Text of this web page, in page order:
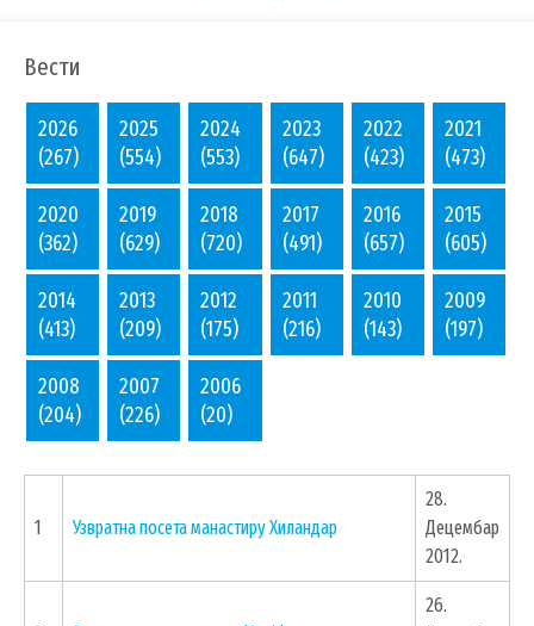
Вести
2026
(267)
2025
(554)
2024
(553)
2023
(647)
2022
(423)
2021
(473)
2020
(362)
2019
(629)
2018
(720)
2017
(491)
2016
(657)
2015
(605)
2014
(413)
2013
(209)
2012
(175)
2011
(216)
2010
(143)
2009
(197)
2008
(204)
2007
(226)
2006
(20)
1 Узвратна посета манастиру Хиландар
28.
Децембар
2012.
26.